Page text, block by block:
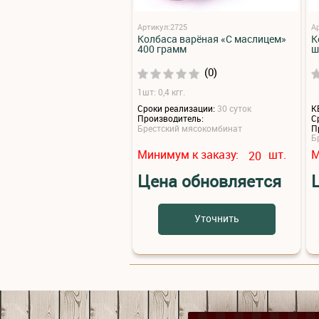
Артикул:2725
Колбаса варёная «С маслицем»
400 грамм
(0)
1шт: 0,4 кгг.
Сроки реализации: 30 суток
Производитель:
Брестский мясокомбинат
Минимум к заказу: 20 шт.
Цена обновляется
Уточнить